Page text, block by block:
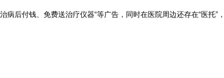
后付钱、免费送治疗仪器“等广告，同时在医院周边还存在“医